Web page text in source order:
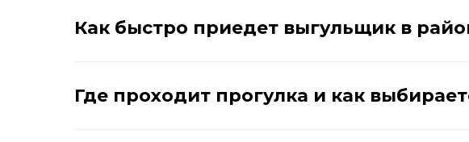
Как быстро приедет выгульщик в
Где проходит прогулка и как